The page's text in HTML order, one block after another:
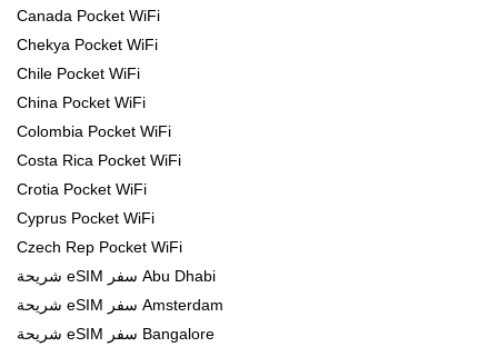
Canada Pocket WiFi
Chekya Pocket WiFi
Chile Pocket WiFi
China Pocket WiFi
Colombia Pocket WiFi
Costa Rica Pocket WiFi
Crotia Pocket WiFi
Cyprus Pocket WiFi
Czech Rep Pocket WiFi
شريحة eSIM سفر Abu Dhabi
شريحة eSIM سفر Amsterdam
شريحة eSIM سفر Bangalore